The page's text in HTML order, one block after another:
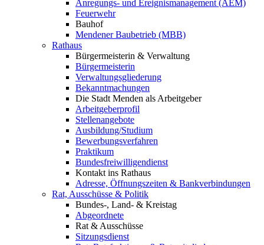
Anregungs- und Ereignismanagement (AEM)
Feuerwehr
Bauhof
Mendener Baubetrieb (MBB)
Rathaus
Bürgermeisterin & Verwaltung
Bürgermeisterin
Verwaltungsgliederung
Bekanntmachungen
Die Stadt Menden als Arbeitgeber
Arbeitgeberprofil
Stellenangebote
Ausbildung/Studium
Bewerbungsverfahren
Praktikum
Bundesfreiwilligendienst
Kontakt ins Rathaus
Adresse, Öffnungszeiten & Bankverbindungen
Rat, Ausschüsse & Politik
Bundes-, Land- & Kreistag
Abgeordnete
Rat & Ausschüsse
Sitzungsdienst